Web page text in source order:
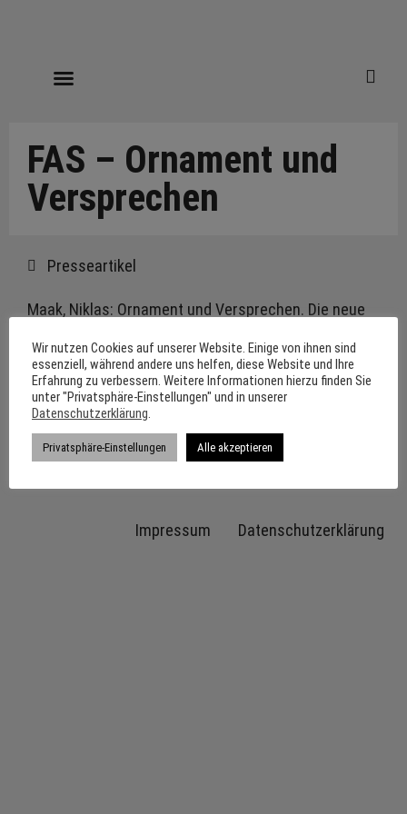
FAS – Ornament und
Versprechen
Presseartikel
Maak, Niklas: Ornament und Versprechen. Die neue
Frankfurter Allgemeine Sonntagszeitung, 26.10.2003.
Zum Online Text…
Impressum Datenschutzerklärung
Wir nutzen Cookies auf unserer Website. Einige von ihnen sind
essenziell, während andere uns helfen, diese Website und Ihre
Erfahrung zu verbessern. Weitere Informationen hierzu finden Sie
unter "Privatsphäre-Einstellungen" und in unserer
Datenschutzerklärung
Privatsphäre-Einstellungen Alle akzeptieren